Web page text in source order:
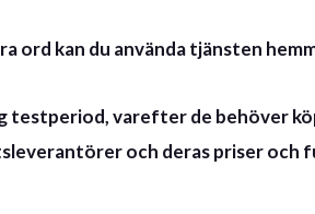
ord kan du använda tjänsten
varefter de behöver
och deras priser och